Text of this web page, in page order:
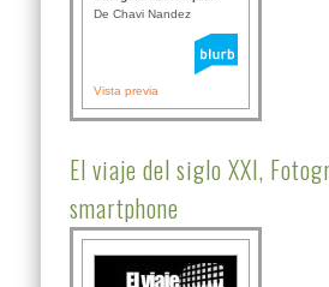
De Chavi Nandez
Vista previa
El viaje del siglo XXI,
smartphone